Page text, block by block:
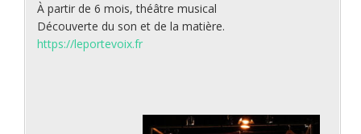
À partir de 6 mois, théâtre musical
Découverte du son et de la matière.
https://leportevoix.fr